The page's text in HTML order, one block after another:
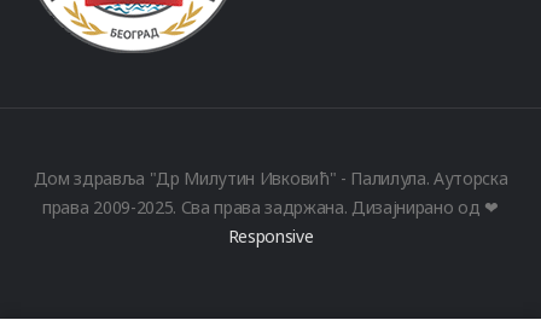
Дом здравља "Др Милутин Ивковић" - Палилула. Ауторска
права 2009-2025. Сва права задржана. Дизајнирано од ❤
Responsive